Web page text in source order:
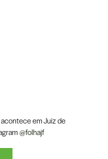
em Juiz de
@folhajf